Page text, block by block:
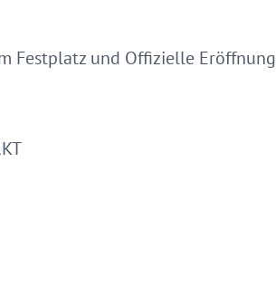
Festplatz und Offizielle Eröffnung